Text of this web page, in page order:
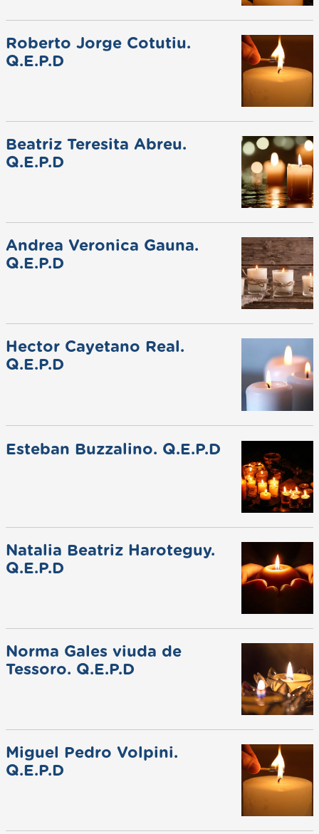
Roberto Jorge Cotutiu.
Q.E.P.D
Beatriz Teresita Abreu.
Q.E.P.D
Andrea Veronica Gauna.
Q.E.P.D
Hector Cayetano Real.
Q.E.P.D
Esteban Buzzalino. Q.E.P.D
Natalia Beatriz Haroteguy.
Q.E.P.D
Norma Gales viuda de
Tessoro. Q.E.P.D
Miguel Pedro Volpini.
Q.E.P.D